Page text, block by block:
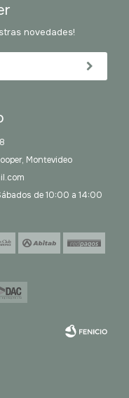
Montevideo
de 10:00 a 14:00
novedades!